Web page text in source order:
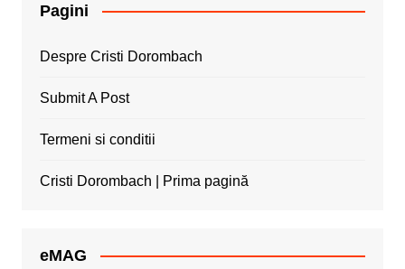
Pagini
Despre Cristi Dorombach
Submit A Post
Termeni si conditii
Cristi Dorombach | Prima pagină
eMAG